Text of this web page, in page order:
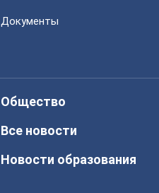
Документы
Общество
Все новости
Новости образования